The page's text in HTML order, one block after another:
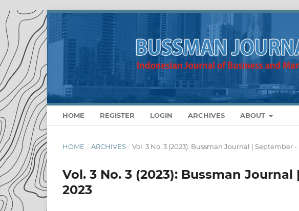
HOME REGISTER LOGIN ARCHIVES ABOUT
HOME / ARCHIVES / Vol. 3 No. 3 (2023): Bussman Journal | September
Vol. 3 No. 3 (2023): Bussman
2023